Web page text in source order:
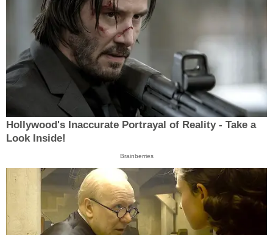
Hollywood's Inaccurate Portrayal of Reality - Take a
Look Inside!
Brainberries